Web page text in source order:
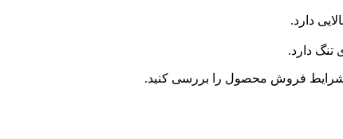
فروش محصول را بررسی کنید.